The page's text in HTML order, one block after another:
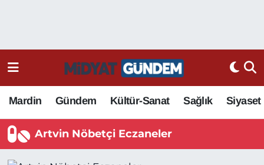
Mardin Gündem Kültür-Sanat Sağlık Siyaset
Artvin Nöbetçi Eczaneler